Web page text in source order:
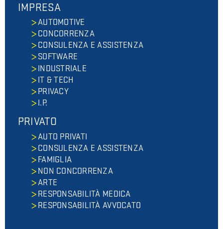
IMPRESA
AUTOMOTIVE
CONCORRENZA
CONSULENZA E ASSISTENZA
SOFTWARE
INDUSTRIALE
IT & TECH
PRIVACY
I.P.
PRIVATO
AUTO PRIVATI
CONSULENZA E ASSISTENZA
FAMIGLIA
NON CONCORRENZA
ARTE
RESPONSABILITÀ MEDICA
RESPONSABILITÀ AVVOCATO